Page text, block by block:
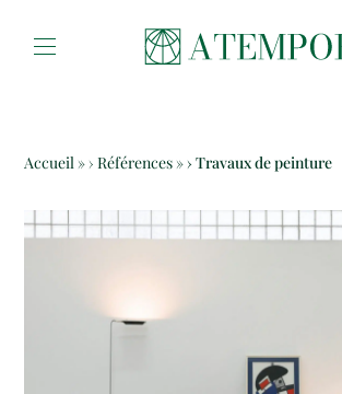
Accueil» Références» Travaux de peinture